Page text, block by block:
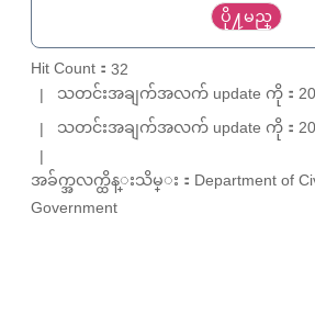
Hit Count： 32
သတင်းအချက်အလက် update ကို：
သတင်းအချက်အလက် update ကို：
အခ်က္အလက္ထိန္းသိမ္း：Department of
Government